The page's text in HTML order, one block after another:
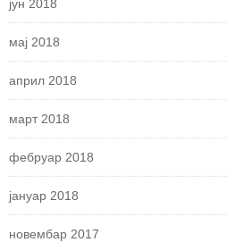
јун 2018
мај 2018
април 2018
март 2018
фебруар 2018
јануар 2018
новембар 2017